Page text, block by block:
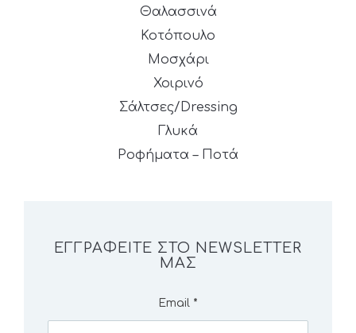
Θαλασσινά
Κοτόπουλο
Μοσχάρι
Χοιρινό
Σάλτσες/Dressing
Γλυκά
Ροφήματα – Ποτά
ΕΓΓΡΑΦΕΊΤΕ ΣΤΟ NEWSLETTER
ΜΑΣ
Email *